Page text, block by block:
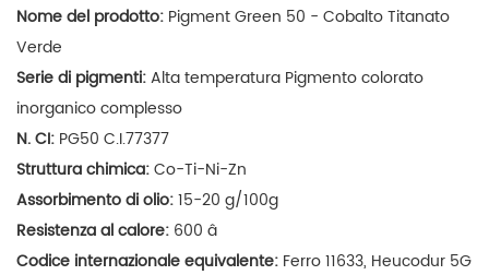
Nome del prodotto: Pigment Green 50 - Cobalto Titanato
Verde
Serie di pigmenti:Alta temperatura Pigmento colorato
inorganico complesso
N. CI: PG50 C.I.77377
Struttura chimica:Co-Ti-Ni-Zn
Assorbimento di olio:15-20 g/100g
Resistenza al calore: 600 â
Codice internazionale equivalente: Ferro 11633, Heucodur 5G